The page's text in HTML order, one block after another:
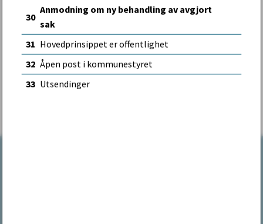
Fant du det du lette etter?
Ja Nei
30
Anmodning om ny behandling av avgjort
sak
31 Hovedprinsippet er offentlighet
32 Åpen post i kommunestyret
33 Utsendinger